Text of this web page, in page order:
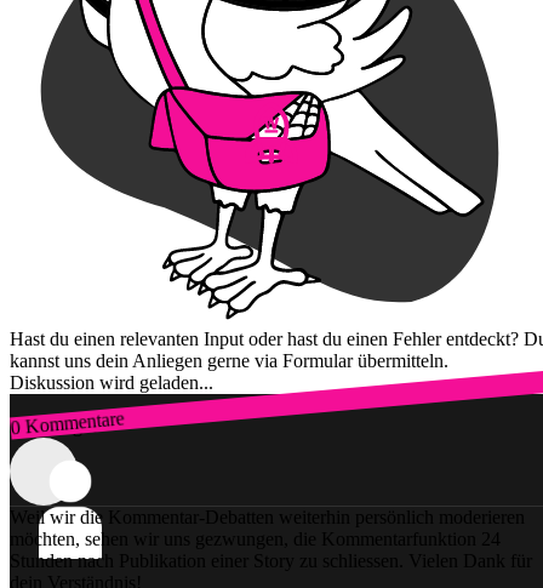
Hast du einen relevanten Input oder hast du einen Fehler entdeckt?
kannst uns dein Anliegen gerne via Formular übermitteln.
Diskussion wird geladen...
0 Kommentare
Zum Login
Weil wir die Kommentar-Debatten weiterhin persönlich moderieren
möchten, sehen wir uns gezwungen, die Kommentarfunktion 24
Stunden nach Publikation einer Story zu schliessen. Vielen Dank für
dein Verständnis!